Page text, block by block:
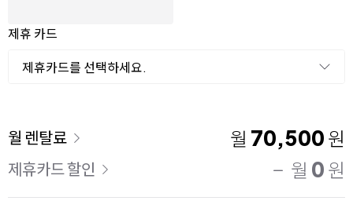
제휴 카드
제휴카드를 선택하세요.
이용 요금
월 렌탈료 월 70,500 원
제휴카드 할인 월 0 원